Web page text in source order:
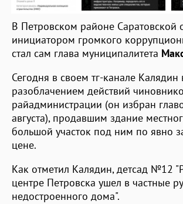
В Петровском районе Саратовской
инициатором громкого
стал сам глава муниципалитета
Сегодня в своем тг-канале Калядин
разоблачением действий
райадминистрации (он избран
августа), продавшим здание
большой участок под ним по явно
цене.
Как отметил Калядин, детсад №12
центре Петровска ушел в частные
недостроенного дома".